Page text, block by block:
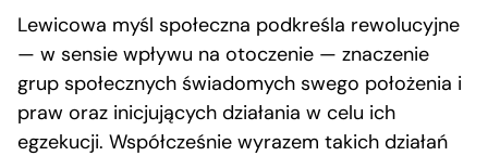
Lewicowa myśl społeczna podkreśla rewolucyjne
— w sensie wpływu na otoczenie — znaczenie
grup społecznych świadomych swego położenia i
praw oraz inicjujących działania w celu ich
egzekucji. Współcześnie wyrazem takich działań